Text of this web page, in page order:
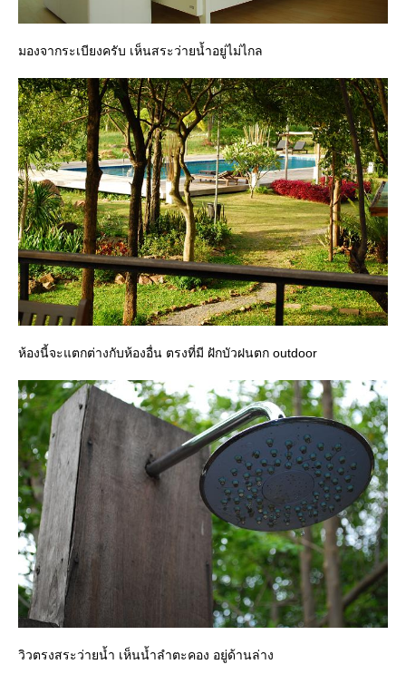
มองจากระเบียงครับ เห็นสระว่ายน้ำอยู่ไม่ไกล
ห้องนี้จะแตกต่างกับห้องอื่น ตรงที่มี ฝักบัวฝนตก outdoor
วิวตรงสระว่ายน้ำ เห็นน้ำลำตะคอง อยู่ด้านล่าง